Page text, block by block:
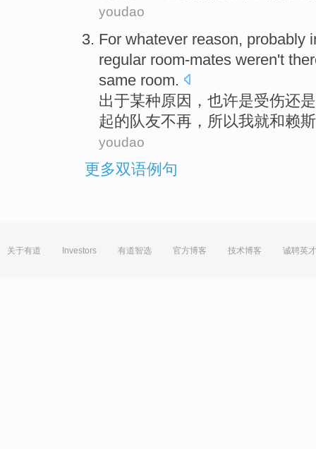
youdao
For whatever reason, probably
regular room-mates weren't
same room.
出于某种原因 ， 也许是受伤还是
起的队友不再 ， 所以我就和赖斯
youdao
更多双语例句
关于有道 Investors 有道智选 官方博客 技术博客 诚聘英才